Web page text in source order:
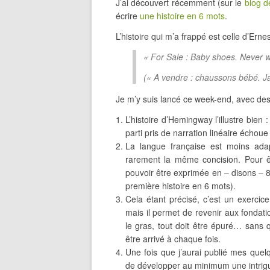
J’ai découvert récemment (sur le blog
écrire une histoire en 6 mots.
L’histoire qui m’a frappé est celle
« For Sale : Baby shoes. Never
(« A vendre : chaussons bébé.
Je m’y suis lancé ce week-end, avec
L’histoire d’Hemingway l’illustre
parti pris de narration linéaire
La langue française est moins
rarement la même concision.
pouvoir être exprimée en – disons –
première histoire en 6 mots).
Cela étant précisé, c’est un
mais il permet de revenir aux
le gras, tout doit être épuré… sans
être arrivé à chaque fois.
Une fois que j’aurai publié mes
de développer au minimum une